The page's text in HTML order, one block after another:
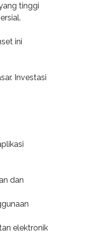
tinggi
ini
Investasi
dan
elektronik